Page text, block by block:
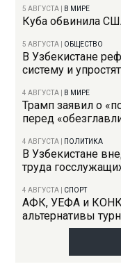
5 АВГУСТА В МИРЕ
Куба обвинила
5 АВГУСТА ОБЩЕСТВО
В Узбекистане
систему и
4 АВГУСТА В МИРЕ
Трамп заявил о
перед
4 АВГУСТА ПОЛИТИКА
В Узбекистане
труда
4 АВГУСТА СПОРТ
АФК, УЕФА и
альтернативы